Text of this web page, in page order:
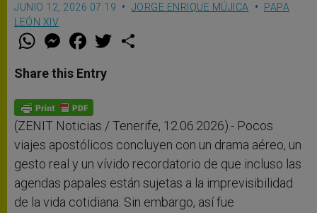
JUNIO 12, 2026 07:19 JORGE ENRIQUE MÚJICA
PAPA
LEÓN XIV
W
t
s
p
p
M
e
s
e
g
e
r
F
a
e
b
o
k
w
Share this Entry
(ZENIT Noticias / Tenerife, 12.06.2026).- Pocos
viajes apostólicos concluyen con un drama aéreo, un
gesto real y un vívido recordatorio de que incluso las
agendas papales están sujetas a la imprevisibilidad
de la vida cotidiana. Sin embargo, así fue